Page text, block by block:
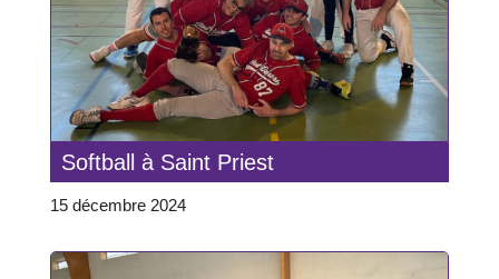
Softball à Saint Priest
15 décembre 2024